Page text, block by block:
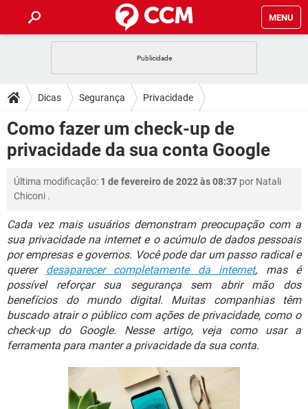
MENU
CELULAR FACEBOOK
OUTLOOK EXCEL
INSTAGRAM GMAIL
DICAS
JOGOS WHATSAPP
CELULAR FACEBOOK
INSTAGRAM GMAIL
DOWNLOADS
JOGOS WHATSAPP
OUTLOOK
INSTAGRAM GMAIL
GUIA DE COMPRAS
FÓRUM
JOGOS WHATSAPP
OUTLOOK EXCEL
INSTAGRAM GMAIL
GUIA DE COMPRAS
GLOSSÁRIO
JOGOS WHATSAPP
CELULAR FACEBOOK
OUTLOOK EXCEL
INSTAGRAM GMAIL
GUIA DE COMPRAS
Dicas Segurança Privacidade
Como fazer um check-up de
privacidade da sua conta Google
Última modificação: 1 de fevereiro de 2022 às 08:37 por Natali
Chiconi .
Cada vez mais usuários demonstram preocupação com a
sua privacidade na internet e o acúmulo de dados pessoais
por empresas e governos. Você pode dar um passo radical e
querer desaparecer completamente da internet, mas é
possível reforçar sua segurança sem abrir mão dos
benefícios do mundo digital. Muitas companhias têm
buscado atrair o público com ações de privacidade, como o
check-up do Google. Nesse artigo, veja como usar a
ferramenta para manter a privacidade da sua conta.